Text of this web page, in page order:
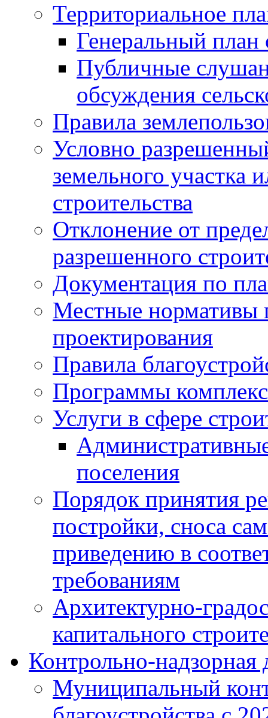
Территориальное
Генеральный план
Публичные
обсуждения
Правила
Условно
земельного участка
строительства
Отклонение от
разрешенного
Документация по
Местные нормативы
проектирования
Правила
Программы
Услуги в сфере
поселения
Порядок принятия
постройки, сноса
приведению в
требованиям
Архитектурно-
капитального
Контрольно-надзорная
Муниципальный